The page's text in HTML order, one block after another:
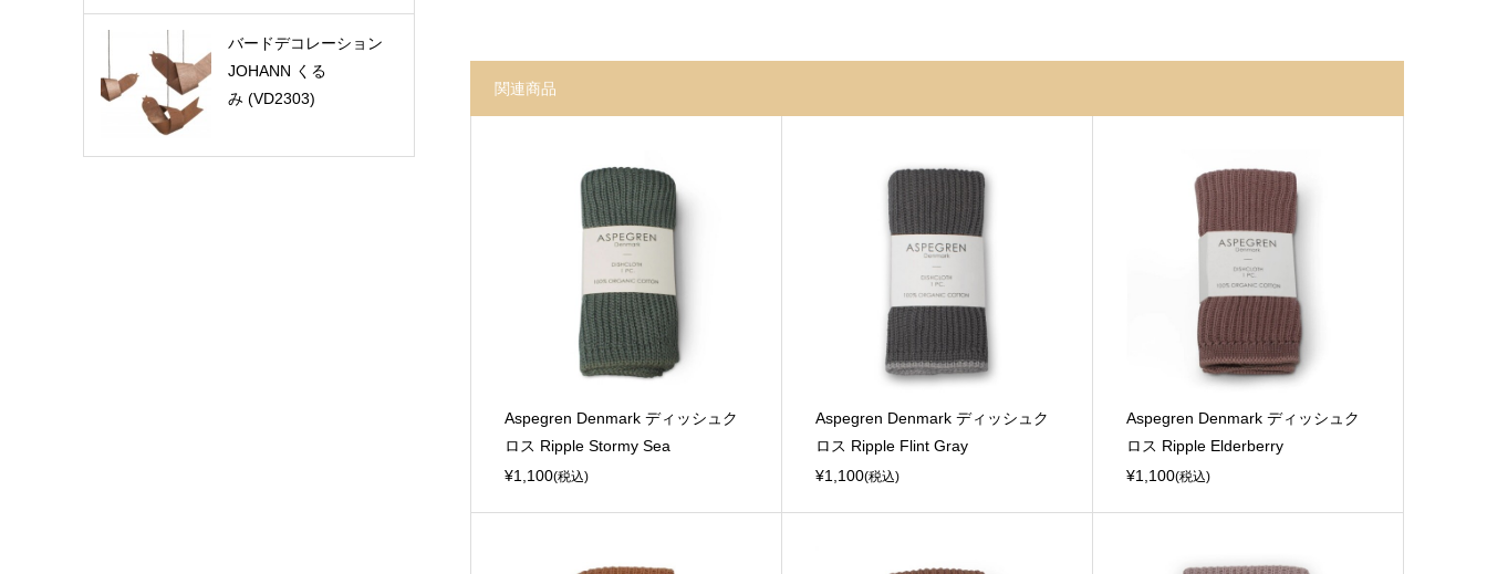
関連商品
Aspegren Denmark ディッシュク
ロス Ripple Stormy Sea
¥1,100(税込)
Aspegren Denmark ディッシュク
ロス Ripple Flint Gray
¥1,100(税込)
Aspegren Denmark ディッシュク
ロス Ripple Elderberry
¥1,100(税込)
oa)
バードデコレーション
JOHANN くる
み (VD2303)